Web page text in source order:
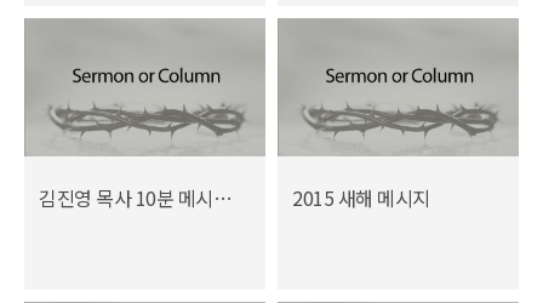
김진영 목사 10분 메시지 (1월 2015년) 2015 새해 메시지